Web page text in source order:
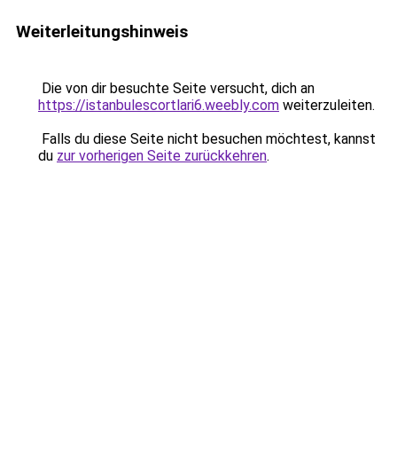
Weiterleitungshinweis
Die von dir besuchte Seite versucht, dich an
https://istanbulescortlari6.weebly.com weiterzuleiten.
Falls du diese Seite nicht besuchen möchtest, kannst
du zur vorherigen Seite zurückkehren.